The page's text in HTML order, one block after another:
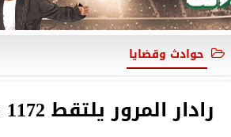
حوادث وقضايا